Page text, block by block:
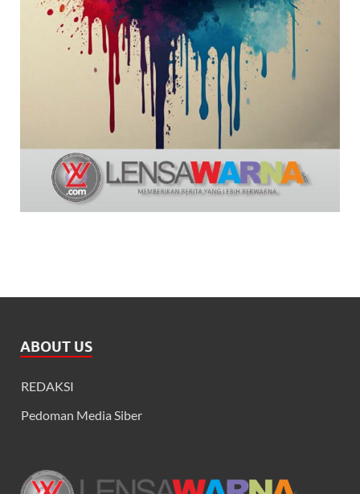
ABOUT US
REDAKSI
Pedoman Media Siber